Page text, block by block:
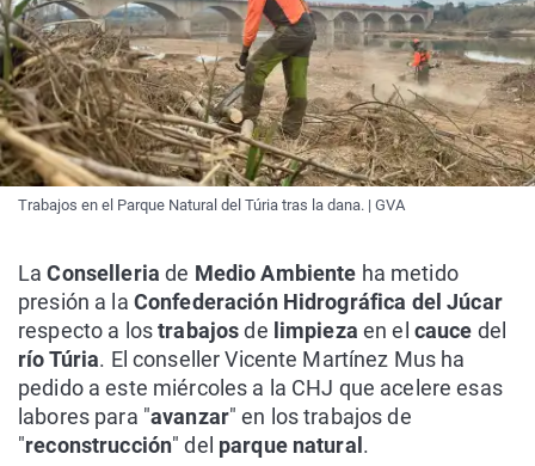
Trabajos en el Parque Natural del Túria tras la dana. | GVA
LaConselleria de Medio Ambiente ha metido
presión a la Confederación Hidrográfica del Júcar
respecto a lostrabajosde limpieza en el cauce del
río Túria. El conseller Vicente Martínez Mus ha
pedido a este miércoles a la CHJ que acelere esas
labores para "avanzar" en los trabajos de
"reconstrucción" del parque natural .